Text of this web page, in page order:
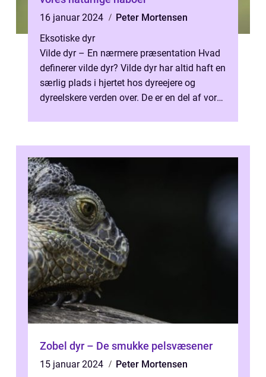
16 januar 2024
Peter Mortensen
Eksotiske dyr
Vilde dyr – En nærmere præsentation Hvad
definerer vilde dyr? Vilde dyr har altid haft en
særlig plads i hjertet hos dyreejere og
dyreelskere verden over. De er en del af vores
Zobel dyr – De smukke pelsvæsener
15 januar 2024
Peter Mortensen